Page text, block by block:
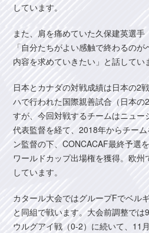
しています。
また、肩を痛めていた久保建英選
「自分たちがよい感触で終わるの
内容を求めていきたい」と話してい
日本とカナダの対戦成績は日本の2
ハで行われた国際親善試合（日本
すが、今回対戦するチームはニュ
代表監督を経て、2018年からチー
ン監督の下、CONCACAF最終予選
ワールドカップ出場権を獲得。欧
しています。
カタール大会ではグループFでベル
と同組で戦います。大会前調整では
ウルグアイ戦（0-2）に続いて、11